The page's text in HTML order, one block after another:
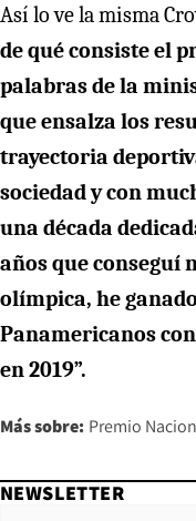
Así lo ve la misma
de qué consiste el
palabras de la
que ensalza los
trayectoria
sociedad y con
una década
años que
olímpica, he
Panamericanos
en 2019”.
Más sobre: Premio
NEWSLETTER